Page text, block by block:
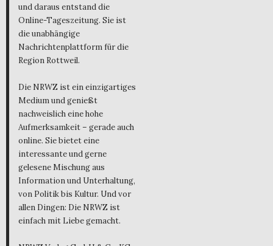
und daraus entstand die
Online-Tageszeitung. Sie ist
die unabhängige
Nachrichtenplattform für die
Region Rottweil.
Die NRWZ ist ein einzigartiges
Medium und genießt
nachweislich eine hohe
Aufmerksamkeit – gerade auch
online. Sie bietet eine
interessante und gerne
gelesene Mischung aus
Information und Unterhaltung,
von Politik bis Kultur. Und vor
allen Dingen: Die NRWZ ist
einfach mit Liebe gemacht.